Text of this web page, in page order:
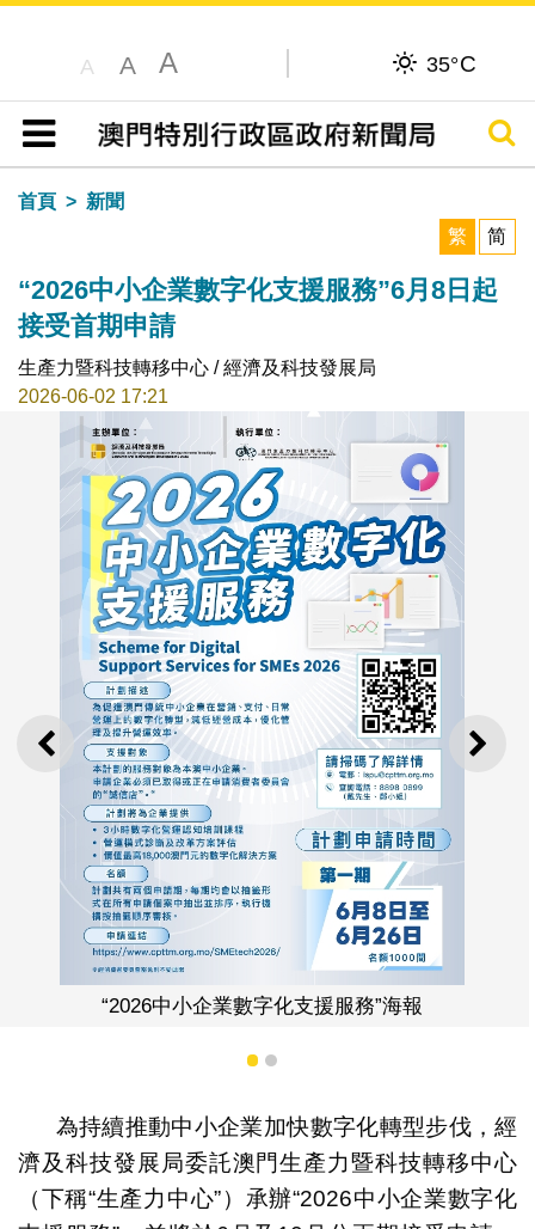
A A A 35°C
目錄
搜尋
首頁
新聞
繁
简
“2026中小企業數字化支援服務”6月8日起
接受首期申請
生產力暨科技轉移中心 / 經濟及科技發展局
2026-06-02 17:21
上一則 下一
支援服務”海報 計劃協助中小企運用合
1 2
為持續推動中小企業加快數字化轉型步伐，經
濟及科技發展局委託澳門生產力暨科技轉移中心
（下稱“生產力中心”）承辦“2026中小企業數字化